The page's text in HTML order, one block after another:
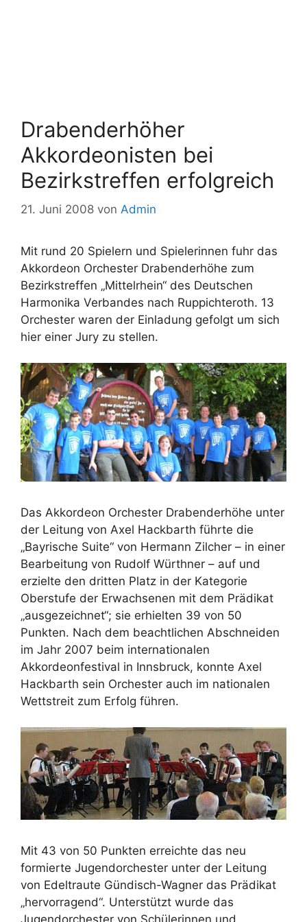
Drabenderhöher
Akkordeonisten bei
Bezirkstreffen erfolgreich
21. Juni 2008 von Admin
Mit rund 20 Spielern und Spielerinnen fuhr das
Akkordeon Orchester Drabenderhöhe zum
Bezirkstreffen „Mittelrhein“ des Deutschen
Harmonika Verbandes nach Ruppichteroth. 13
Orchester waren der Einladung gefolgt um sich
hier einer Jury zu stellen.
Das Akkordeon Orchester Drabenderhöhe unter
der Leitung von Axel Hackbarth führte die
„Bayrische Suite“ von Hermann Zilcher – in einer
Bearbeitung von Rudolf Würthner – auf und
erzielte den dritten Platz in der Kategorie
Oberstufe der Erwachsenen mit dem Prädikat
„ausgezeichnet“; sie erhielten 39 von 50
Punkten. Nach dem beachtlichen Abschneiden
im Jahr 2007 beim internationalen
Akkordeonfestival in Innsbruck, konnte Axel
Hackbarth sein Orchester auch im nationalen
Wettstreit zum Erfolg führen.
Mit 43 von 50 Punkten erreichte das neu
formierte Jugendorchester unter der Leitung
von Edeltraute Gündisch-Wagner das Prädikat
„hervorragend“. Unterstützt wurde das
Jugendorchester von Schülerinnen und